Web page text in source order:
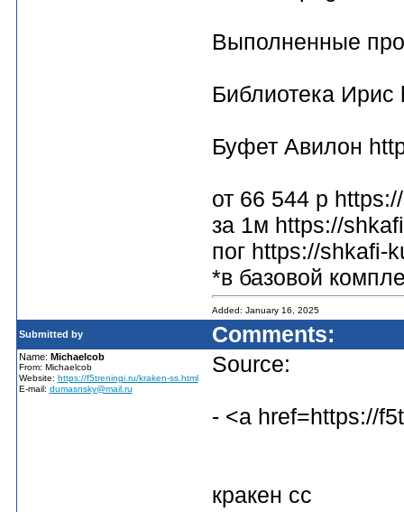
Выполненные
Библиотека
Буфет Авилон
от 66 544 р
за 1м https://
пог https://shkafi-
*в базовой
Added: January 16, 2025
Submitted by Comments:
Name: Michaelcob
From: Michaelcob
Website: https://f5treningi.ru/kraken-ss.html
E-mail: dumasnsky@mail.ru
Source:
- <a href=https://
кракен сс